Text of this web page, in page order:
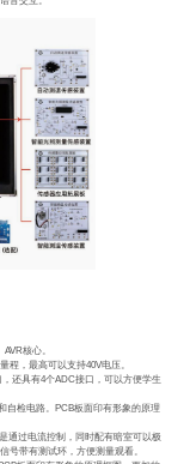
核心。
程，最高可以支持40V电压。
还具有4个ADC接口，可以方便学生
自检电路。PCB板面印有形象的原理
通过电流控制，同时配有暗室可以极
号带有测试环，方便测量观看。